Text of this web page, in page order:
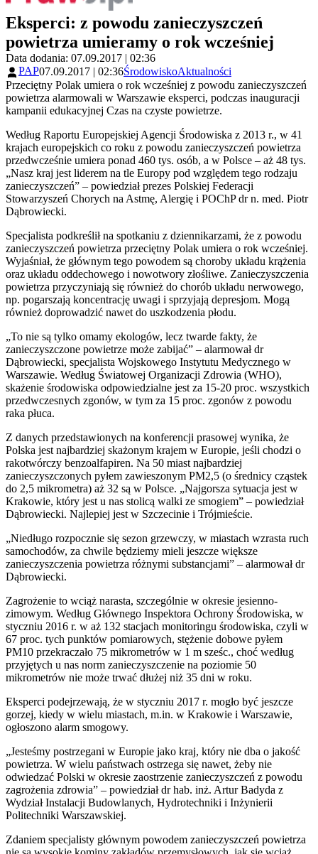
Eksperci: z powodu zanieczyszczeń
powietrza umieramy o rok wcześniej
Data dodania: 07.09.2017 | 02:36
PAP07.09.2017 | 02:36ŚrodowiskoAktualności
Przeciętny Polak umiera o rok wcześniej z powodu zanieczyszczeń
powietrza alarmowali w Warszawie eksperci, podczas inauguracji
kampanii edukacyjnej Czas na czyste powietrze.
Według Raportu Europejskiej Agencji Środowiska z 2013 r., w 41
krajach europejskich co roku z powodu zanieczyszczeń powietrza
przedwcześnie umiera ponad 460 tys. osób, a w Polsce – aż 48 tys.
„Nasz kraj jest liderem na tle Europy pod względem tego rodzaju
zanieczyszczeń” – powiedział prezes Polskiej Federacji
Stowarzyszeń Chorych na Astmę, Alergię i POChP dr n. med. Piotr
Dąbrowiecki.
Specjalista podkreślił na spotkaniu z dziennikarzami, że z powodu
zanieczyszczeń powietrza przeciętny Polak umiera o rok wcześniej.
Wyjaśniał, że głównym tego powodem są choroby układu krążenia
oraz układu oddechowego i nowotwory złośliwe. Zanieczyszczenia
powietrza przyczyniają się również do chorób układu nerwowego,
np. pogarszają koncentrację uwagi i sprzyjają depresjom. Mogą
również doprowadzić nawet do uszkodzenia płodu.
„To nie są tylko omamy ekologów, lecz twarde fakty, że
zanieczyszczone powietrze może zabijać” – alarmował dr
Dąbrowiecki, specjalista Wojskowego Instytutu Medycznego w
Warszawie. Według Światowej Organizacji Zdrowia (WHO),
skażenie środowiska odpowiedzialne jest za 15-20 proc. wszystkich
przedwczesnych zgonów, w tym za 15 proc. zgonów z powodu
raka płuca.
Z danych przedstawionych na konferencji prasowej wynika, że
Polska jest najbardziej skażonym krajem w Europie, jeśli chodzi o
rakotwórczy benzoalfapiren. Na 50 miast najbardziej
zanieczyszczonych pyłem zawieszonym PM2,5 (o średnicy cząstek
do 2,5 mikrometra) aż 32 są w Polsce. „Najgorsza sytuacja jest w
Krakowie, który jest u nas stolicą walki ze smogiem” – powiedział
Dąbrowiecki. Najlepiej jest w Szczecinie i Trójmieście.
„Niedługo rozpocznie się sezon grzewczy, w miastach wzrasta ruch
samochodów, za chwile będziemy mieli jeszcze większe
zanieczyszczenia powietrza różnymi substancjami” – alarmował dr
Dąbrowiecki.
Zagrożenie to wciąż narasta, szczególnie w okresie jesienno-
zimowym. Według Głównego Inspektora Ochrony Środowiska, w
styczniu 2016 r. w aż 132 stacjach monitoringu środowiska, czyli w
67 proc. tych punktów pomiarowych, stężenie dobowe pyłem
PM10 przekraczało 75 mikrometrów w 1 m sześc., choć według
przyjętych u nas norm zanieczyszczenie na poziomie 50
mikrometrów nie może trwać dłużej niż 35 dni w roku.
Eksperci podejrzewają, że w styczniu 2017 r. mogło być jeszcze
gorzej, kiedy w wielu miastach, m.in. w Krakowie i Warszawie,
ogłoszono alarm smogowy.
„Jesteśmy postrzegani w Europie jako kraj, który nie dba o jakość
powietrza. W wielu państwach ostrzega się nawet, żeby nie
odwiedzać Polski w okresie zaostrzenie zanieczyszczeń z powodu
zagrożenia zdrowia” – powiedział dr hab. inż. Artur Badyda z
Wydział Instalacji Budowlanych, Hydrotechniki i Inżynierii
Politechniki Warszawskiej.
Zdaniem specjalisty głównym powodem zanieczyszczeń powietrza